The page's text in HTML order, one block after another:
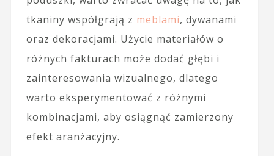
tkaniny współgrają z meblami, dywanami
oraz dekoracjami. Użycie materiałów o
różnych fakturach może dodać głębi i
zainteresowania wizualnego, dlatego
warto eksperymentować z różnymi
kombinacjami, aby osiągnąć zamierzony
efekt aranżacyjny.